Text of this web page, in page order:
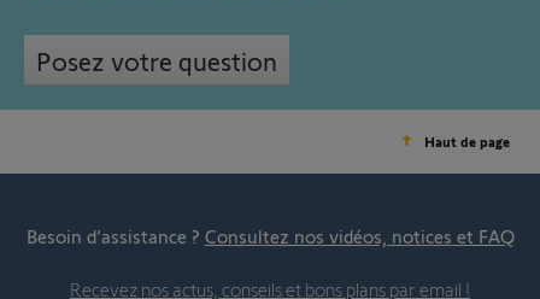
Posez votre question
Haut de page
Besoin d’assistance ? Consultez nos vidéos, notices et FAQ
Recevez nos actus, conseils et bons plans par email !